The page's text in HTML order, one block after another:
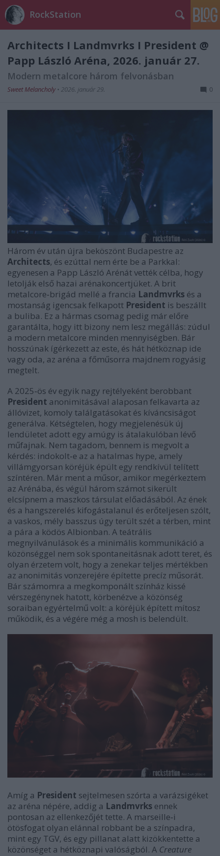
RockStation
Architects I Landmvrks I President @
Papp László Aréna, 2026. január 27.
Modern metalcore három felvonásban
Sweet Melancholy • 2026. január 29. 0
Három év után újra beköszönt Budapestre az
Architects, és ezúttal nem érte be a Parkkal:
egyenesen a Papp László Arénát vették célba, hogy
letolják első hazai arénakoncertjüket. A brit
metalcore‑brigád mellé a francia Landmvrks és a
mostanság igencsak felkapott President is beszállt
a buliba. Ez a hármas csomag pedig már előre
garantálta, hogy itt bizony nem lesz megállás: zúdul
a modern metalcore minden mennyiségben. Bár
hosszúnak ígérkezett az este, és hát hétköznap ide
vagy oda, az aréna a főműsorra majdnem rogyásig
megtelt.
A 2025‑ös év egyik nagy rejtélyeként berobbant
President anonimitásával alaposan felkavarta az
állóvizet, komoly találgatásokat és kíváncsiságot
generálva. Kétségtelen, hogy megjelenésük új
lendületet adott egy amúgy is átalakulóban lévő
műfajnak. Nem tagadom, bennem is megvolt a
kérdés: indokolt‑e az a hatalmas hype, amely
villámgyorsan köréjük épült egy rendkívül telített
színtéren. Már ment a műsor, amikor megérkeztem
az Arénába, és végül három számot sikerült
elcsípnem a maszkos társulat előadásából. Az ének
és a hangszerelés kifogástalanul és erőteljesen szólt,
a vaskos, mély basszus úgy terült szét a térben, mint
a pára a ködös Albionban. A teátrális
megnyilvánulások és a minimális kommunikáció a
közönséggel nem sok spontaneitásnak adott teret, és
olyan érzetem volt, hogy a zenekar teljes mértékben
az anonimitás vonzerejére építette precíz műsorát.
Bár számomra a megkomponált színház kissé
vérszegénynek hatott, körbenézve a közönség
soraiban egyértelmű volt: a köréjük épített mítosz
működik, és a végére még a mosh is belendült.
Amíg a President sejtelmesen szórta a varázsigéket
az aréna népére, addig a Landmvrks ennek
pontosan az ellenkezőjét tette. A marseille‑i
ötösfogat olyan elánnal robbant be a színpadra,
mint egy TGV, és egy pillanat alatt kizökkentette a
közönséget a hétköznapi valóságból. A Creature